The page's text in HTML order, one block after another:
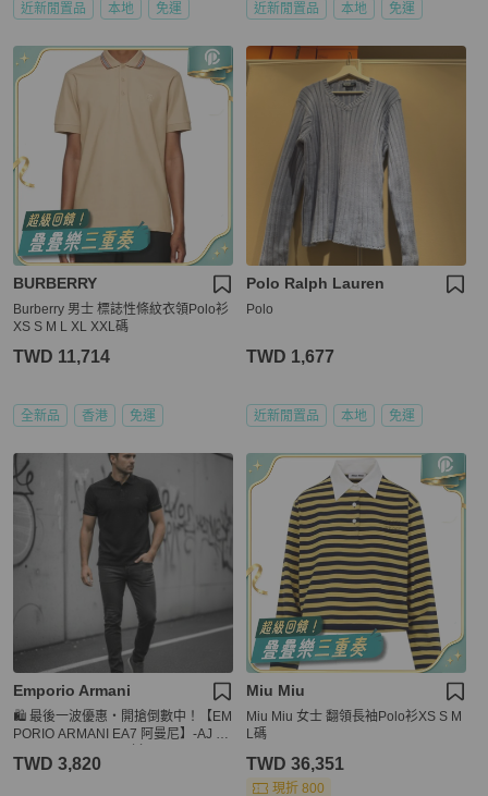
近新閒置品 本地 免運 近新閒置品 本地 免運
BURBERRY
Burberry 男士 標誌性條紋衣領Polo衫
XS S M L XL XXL碼
TWD 11,714
全新品 香港 免運
Polo Ralph Lauren
Polo
TWD 1,677
近新閒置品 本地 免運
Emporio Armani
🛍️ 最後一波優惠・開搶倒數中！【EM
PORIO ARMANI EA7 阿曼尼】-AJ E
TWD 3,820
Miu Miu
Miu Miu 女士 翻領長袖Polo衫XS S M
L碼
TWD 36,351
現折 800